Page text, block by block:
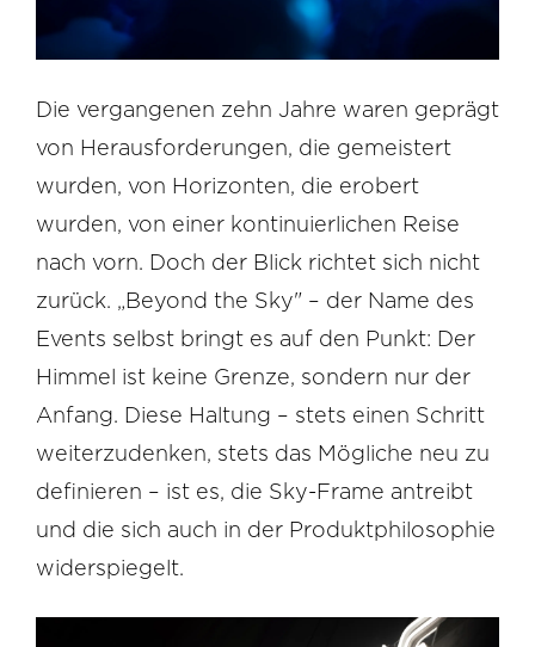
Die vergangenen zehn Jahre waren geprägt
von Herausforderungen, die gemeistert
wurden, von Horizonten, die erobert
wurden, von einer kontinuierlichen Reise
nach vorn. Doch der Blick richtet sich nicht
zurück. „Beyond the Sky" – der Name des
Events selbst bringt es auf den Punkt: Der
Himmel ist keine Grenze, sondern nur der
Anfang. Diese Haltung – stets einen Schritt
weiterzudenken, stets das Mögliche neu zu
definieren – ist es, die Sky-Frame antreibt
und die sich auch in der Produktphilosophie
widerspiegelt.